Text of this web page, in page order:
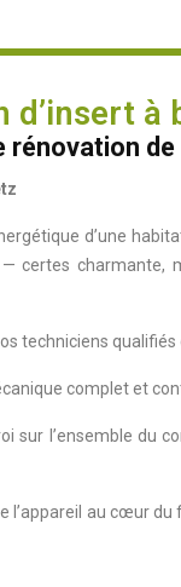
d’insert
rénovation
d’une
certes
techniciens qualifiés
complet et
sur l’ensemble
l’appareil au cœur du